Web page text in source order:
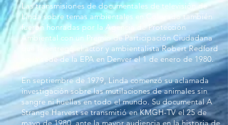
Las transmisiones de documentales de televisión de
Linda sobre temas ambientales en Colorado también
fueron honradas por la Agencia de Protección
Ambiental con un Premio de Participación Ciudadana
que le entregó el actor y ambientalista Robert Redford
en la sede de la EPA en Denver el 1 de enero de 1980.
En septiembre de 1979, Linda comenzó su aclamada
investigación sobre las mutilaciones de animales sin
sangre ni huellas en todo el mundo. Su documental A
Strange Harvest se transmitió en KMGH-TV el 25 de
mayo de 1980, ante la mayor audiencia en la historia de